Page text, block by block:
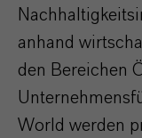
anhand
den Bereichen
World werden